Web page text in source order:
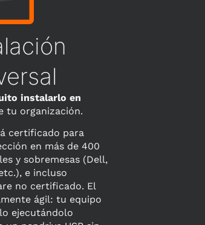
instalarlo en
tu organización.
certificado para
en más de 400
y sobremesas (Dell,
e incluso
no certificado. El
ágil: tu equipo
ejecutándolo